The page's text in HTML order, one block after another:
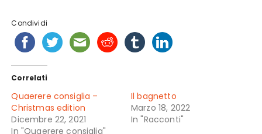
Condividi
Correlati
Quaerere consiglia –
Christmas edition
Dicembre 22, 2021
In "Quaerere consiglia"
Il bagnetto
Marzo 18, 2022
In "Racconti"